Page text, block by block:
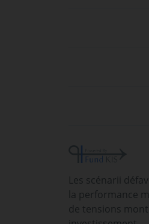
Les scénarii
la performance
de tensions